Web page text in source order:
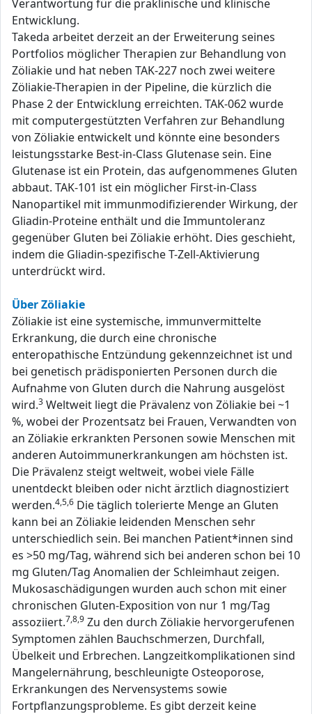
Verantwortung für die präklinische und klinische
Entwicklung.
Takeda arbeitet derzeit an der Erweiterung seines
Portfolios möglicher Therapien zur Behandlung von
Zöliakie und hat neben TAK-227 noch zwei weitere
Zöliakie-Therapien in der Pipeline, die kürzlich die
Phase 2 der Entwicklung erreichten. TAK-062 wurde
mit computergestützten Verfahren zur Behandlung
von Zöliakie entwickelt und könnte eine besonders
leistungsstarke Best-in-Class Glutenase sein. Eine
Glutenase ist ein Protein, das aufgenommenes Gluten
abbaut. TAK-101 ist ein möglicher First-in-Class
Nanopartikel mit immunmodifizierender Wirkung, der
Gliadin-Proteine enthält und die Immuntoleranz
gegenüber Gluten bei Zöliakie erhöht. Dies geschieht,
indem die Gliadin-spezifische T-Zell-Aktivierung
unterdrückt wird.
Über Zöliakie
Zöliakie ist eine systemische, immunvermittelte
Erkrankung, die durch eine chronische
enteropathische Entzündung gekennzeichnet ist und
bei genetisch prädisponierten Personen durch die
Aufnahme von Gluten durch die Nahrung ausgelöst
wird.3 Weltweit liegt die Prävalenz von Zöliakie bei ~1
%, wobei der Prozentsatz bei Frauen, Verwandten von
an Zöliakie erkrankten Personen sowie Menschen mit
anderen Autoimmunerkrankungen am höchsten ist.
Die Prävalenz steigt weltweit, wobei viele Fälle
unentdeckt bleiben oder nicht ärztlich diagnostiziert
werden.4,5,6 Die täglich tolerierte Menge an Gluten
kann bei an Zöliakie leidenden Menschen sehr
unterschiedlich sein. Bei manchen Patient*innen sind
es >50 mg/Tag, während sich bei anderen schon bei 10
mg Gluten/Tag Anomalien der Schleimhaut zeigen.
Mukosaschädigungen wurden auch schon mit einer
chronischen Gluten-Exposition von nur 1 mg/Tag
assoziiert.7,8,9 Zu den durch Zöliakie hervorgerufenen
Symptomen zählen Bauchschmerzen, Durchfall,
Übelkeit und Erbrechen. Langzeitkomplikationen sind
Mangelernährung, beschleunigte Osteoporose,
Erkrankungen des Nervensystems sowie
Fortpflanzungsprobleme. Es gibt derzeit keine